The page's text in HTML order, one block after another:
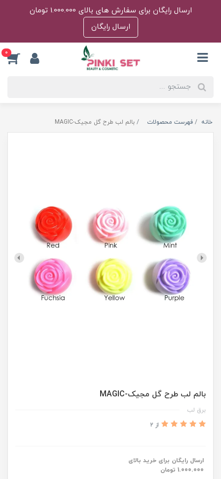
ارسال رایگان برای سفارش های بالای 1.000.000 تومان
ارسال رایگان
0
خانه فهرست محصولات بالم لب طرح گل مجیک-MAGIC
بالم لب طرح گل مجیک-MAGIC
برق لب
از 2
ارسال رایگان برای خرید بالای
1.000.000 تومان